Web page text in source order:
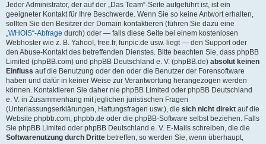
Jeder Administrator, der auf der „Das Team“-Seite aufgeführt ist, ist ein
geeigneter Kontakt für Ihre Beschwerde. Wenn Sie so keine Antwort erhalten,
sollten Sie den Besitzer der Domain kontaktieren (führen Sie dazu eine
„WHOIS“-Abfrage durch) oder — falls diese Seite bei einem kostenlosen
Webhoster wie z. B. Yahoo!, free.fr, funpic.de usw. liegt — den Support oder
den Abuse-Kontakt des betreffenden Dienstes. Bitte beachten Sie, dass phpBB
Limited (phpBB.com) und phpBB Deutschland e. V. (phpBB.de) absolut keinen
Einfluss auf die Benutzung oder den oder die Benutzer der Forensoftware
haben und dafür in keiner Weise zur Verantwortung herangezogen werden
können. Kontaktieren Sie daher nie phpBB Limited oder phpBB Deutschland
e. V. in Zusammenhang mit jeglichen juristischen Fragen
(Unterlassungserklärungen, Haftungsfragen usw.), die sich nicht direkt auf die
Website phpbb.com, phpbb.de oder die phpBB-Software selbst beziehen. Falls
Sie phpBB Limited oder phpBB Deutschland e. V. E-Mails schreiben, die die
Softwarenutzung durch Dritte betreffen, so werden Sie, wenn überhaupt,